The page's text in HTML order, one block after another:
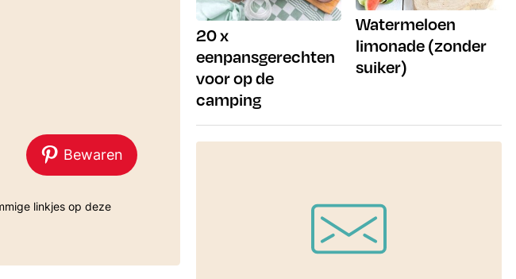
Bewaren
20 x
eenpansgerechten
voor op de
camping
Watermeloen
limonade (zonder
suiker)